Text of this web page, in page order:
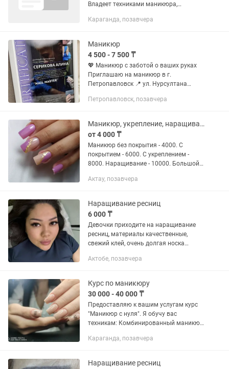
Владеет техниками маникюра,
Аккуратный, ответственный и
профессию и...
Караганда, позавчера
Маникюр
4 500 - 7 500 ₸
💖 Маникюр с заботой о ваших руках
Приглашаю на маникюр в г.
Петропавловск 📍 ул. Нурсултана
маникюр с покрытием • наращивание •
Петропавловск, позавчера
Маникюр, укрепление, наращивание.
от 4 000 ₸
Маникюр без покрытия - 4000. С
покрытием - 6000. С укреплением -
8000. Наращивание - 10000. Большой
Качественно, аккуратно, стерильно.
Актау, позавчера
Наращивание ресниц
6 000 ₸
Девочки приходите на наращивание
ресниц, материалы качественные,
свежий клей, очень долгая носка
индивидуально: подбор изгиба,
глаз....
Актобе, позавчера
Курс по маникюру
30 000 - 40 000 ₸
Предоставляю к вашим услугам курс
"Маникюр с нуля". Я обучу вас
техникам: Комбинированный маникюр
архитектура ногтя Схема построения,
Караганда, позавчера
Наращивание ресниц